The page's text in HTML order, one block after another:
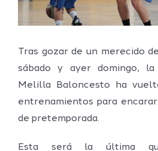
Tras gozar de un merecido
sábado y ayer domingo,
Melilla Baloncesto ha
entrenamientos para
de pretemporada.
Esta será la última